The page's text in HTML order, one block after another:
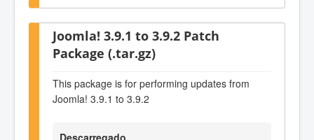
Joomla! 3.9.1 to 3.9.2 Patch
Package (.tar.gz)
This package is for performing updates from
Joomla! 3.9.1 to 3.9.2
Descarregado